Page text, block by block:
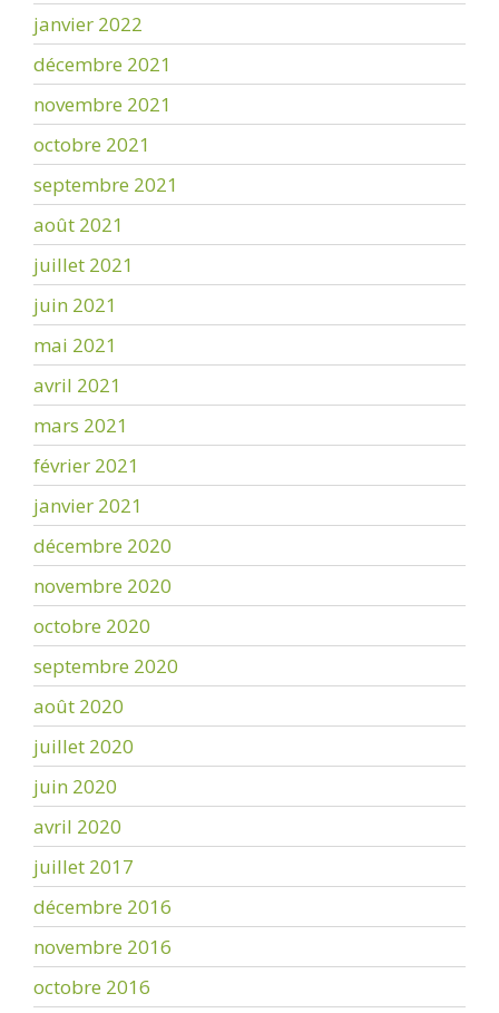
janvier 2022
décembre 2021
novembre 2021
octobre 2021
septembre 2021
août 2021
juillet 2021
juin 2021
mai 2021
avril 2021
mars 2021
février 2021
janvier 2021
décembre 2020
novembre 2020
octobre 2020
septembre 2020
août 2020
juillet 2020
juin 2020
avril 2020
juillet 2017
décembre 2016
novembre 2016
octobre 2016